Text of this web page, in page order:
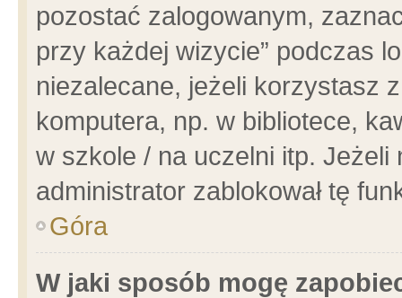
pozostać zalogowanym,
przy każdej wizycie” podczas
niezalecane, jeżeli korzystasz
komputera, np. w bibliotece,
w szkole / na uczelni itp.
administrator zablokował tę
Góra
W jaki sposób mogę